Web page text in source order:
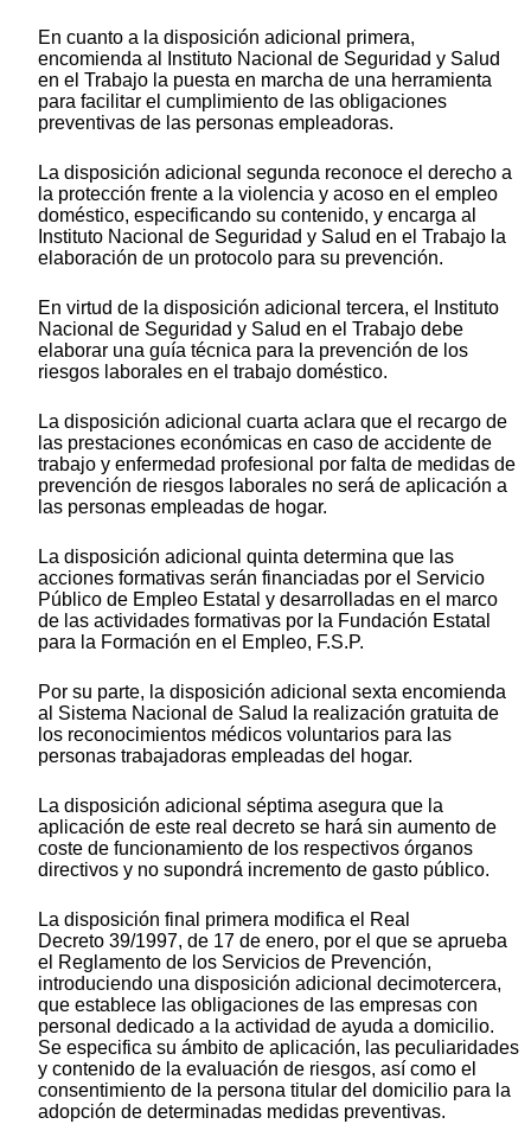
En cuanto a la disposición adicional primera,
encomienda al Instituto Nacional de Seguridad y Salud
en el Trabajo la puesta en marcha de una herramienta
para facilitar el cumplimiento de las obligaciones
preventivas de las personas empleadoras.
La disposición adicional segunda reconoce el derecho a
la protección frente a la violencia y acoso en el empleo
doméstico, especificando su contenido, y encarga al
Instituto Nacional de Seguridad y Salud en el Trabajo la
elaboración de un protocolo para su prevención.
En virtud de la disposición adicional tercera, el Instituto
Nacional de Seguridad y Salud en el Trabajo debe
elaborar una guía técnica para la prevención de los
riesgos laborales en el trabajo doméstico.
La disposición adicional cuarta aclara que el recargo de
las prestaciones económicas en caso de accidente de
trabajo y enfermedad profesional por falta de medidas de
prevención de riesgos laborales no será de aplicación a
las personas empleadas de hogar.
La disposición adicional quinta determina que las
acciones formativas serán financiadas por el Servicio
Público de Empleo Estatal y desarrolladas en el marco
de las actividades formativas por la Fundación Estatal
para la Formación en el Empleo, F.S.P.
Por su parte, la disposición adicional sexta encomienda
al Sistema Nacional de Salud la realización gratuita de
los reconocimientos médicos voluntarios para las
personas trabajadoras empleadas del hogar.
La disposición adicional séptima asegura que la
aplicación de este real decreto se hará sin aumento de
coste de funcionamiento de los respectivos órganos
directivos y no supondrá incremento de gasto público.
La disposición final primera modifica el Real
Decreto 39/1997, de 17 de enero, por el que se aprueba
el Reglamento de los Servicios de Prevención,
introduciendo una disposición adicional decimotercera,
que establece las obligaciones de las empresas con
personal dedicado a la actividad de ayuda a domicilio.
Se especifica su ámbito de aplicación, las peculiaridades
y contenido de la evaluación de riesgos, así como el
consentimiento de la persona titular del domicilio para la
adopción de determinadas medidas preventivas.